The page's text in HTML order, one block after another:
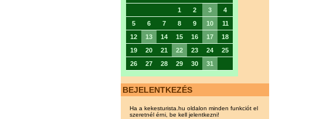
1 2 3
4
5
6 7 8 9 10
11
12
13 14 15 16 17
18
19
20 21 22 23 24
25
26
27 28 29 30 31
BEJELENTKEZÉS
Ha a kekesturista.hu oldalon minden funkciót el
szeretnél érni, be kell jelentkezni!